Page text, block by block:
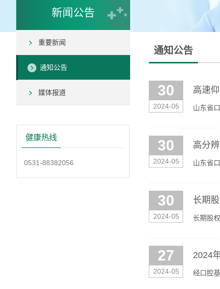
新闻公告
重要新闻
通知公告
媒体报道
健康热线
0531-88382056
通知公告
30
2024-05
高速
山东省
30
2024-05
高分
山东省
30
2024-05
长期
长期股
27
2024-05
2024
经口腔